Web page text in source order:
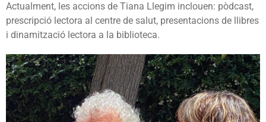
Actualment, les accions de Tiana Llegim inclouen: pòdcast,
prescripció lectora al centre de salut, presentacions de llibres
i dinamització lectora a la biblioteca.